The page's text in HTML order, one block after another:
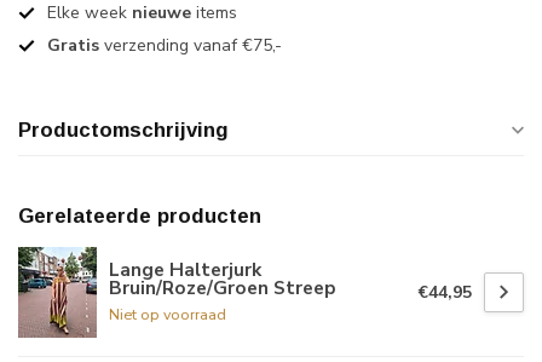
Elke week nieuwe items
Gratis verzending vanaf €75,-
Productomschrijving
Gerelateerde producten
Lange Halterjurk
Bruin/Roze/Groen Streep
Niet op voorraad
€44,95